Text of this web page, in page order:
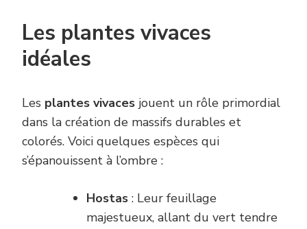
Les plantes vivaces
idéales
Les plantes vivaces jouent un rôle primordial
dans la création de massifs durables et
colorés. Voici quelques espèces qui
s’épanouissent à l’ombre :
Hostas : Leur feuillage
majestueux, allant du vert tendre